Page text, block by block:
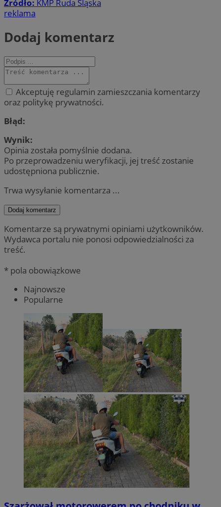
Źródło: KMP Ruda Śląska
reklama
Dodaj komentarz
Akceptuję regulamin zamieszczania komentarzy
oraz politykę prywatności.
Błąd:
Wynik:
Opinia została pomyślnie dodana.
Po przeprowadzeniu weryfikacji, jej treść zostanie
udostępniona publicznie.
Trwa wysyłanie komentarza ...
Dodaj komentarz
Komentarze są prywatnymi opiniami użytkowników.
Wydawca portalu nie ponosi odpowiedzialności za
treść.
* pola obowiązkowe
Najnowsze
Popularne